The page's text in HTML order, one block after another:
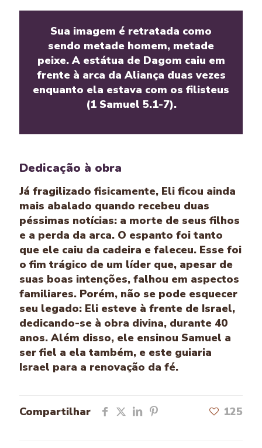
Sua imagem é retratada como
sendo metade homem, metade
peixe. A estátua de Dagom caiu em
frente à arca da Aliança duas vezes
enquanto ela estava com os filisteus
(1 Samuel 5.1-7).
Dedicação à obra
Já fragilizado fisicamente, Eli ficou ainda
mais abalado quando recebeu duas
péssimas notícias: a morte de seus filhos
e a perda da arca. O espanto foi tanto
que ele caiu da cadeira e faleceu. Esse foi
o fim trágico de um líder que, apesar de
suas boas intenções, falhou em aspectos
familiares. Porém, não se pode esquecer
seu legado: Eli esteve à frente de Israel,
dedicando-se à obra divina, durante 40
anos. Além disso, ele ensinou Samuel a
ser fiel a ela também, e este guiaria
Israel para a renovação da fé.
Compartilhar 125